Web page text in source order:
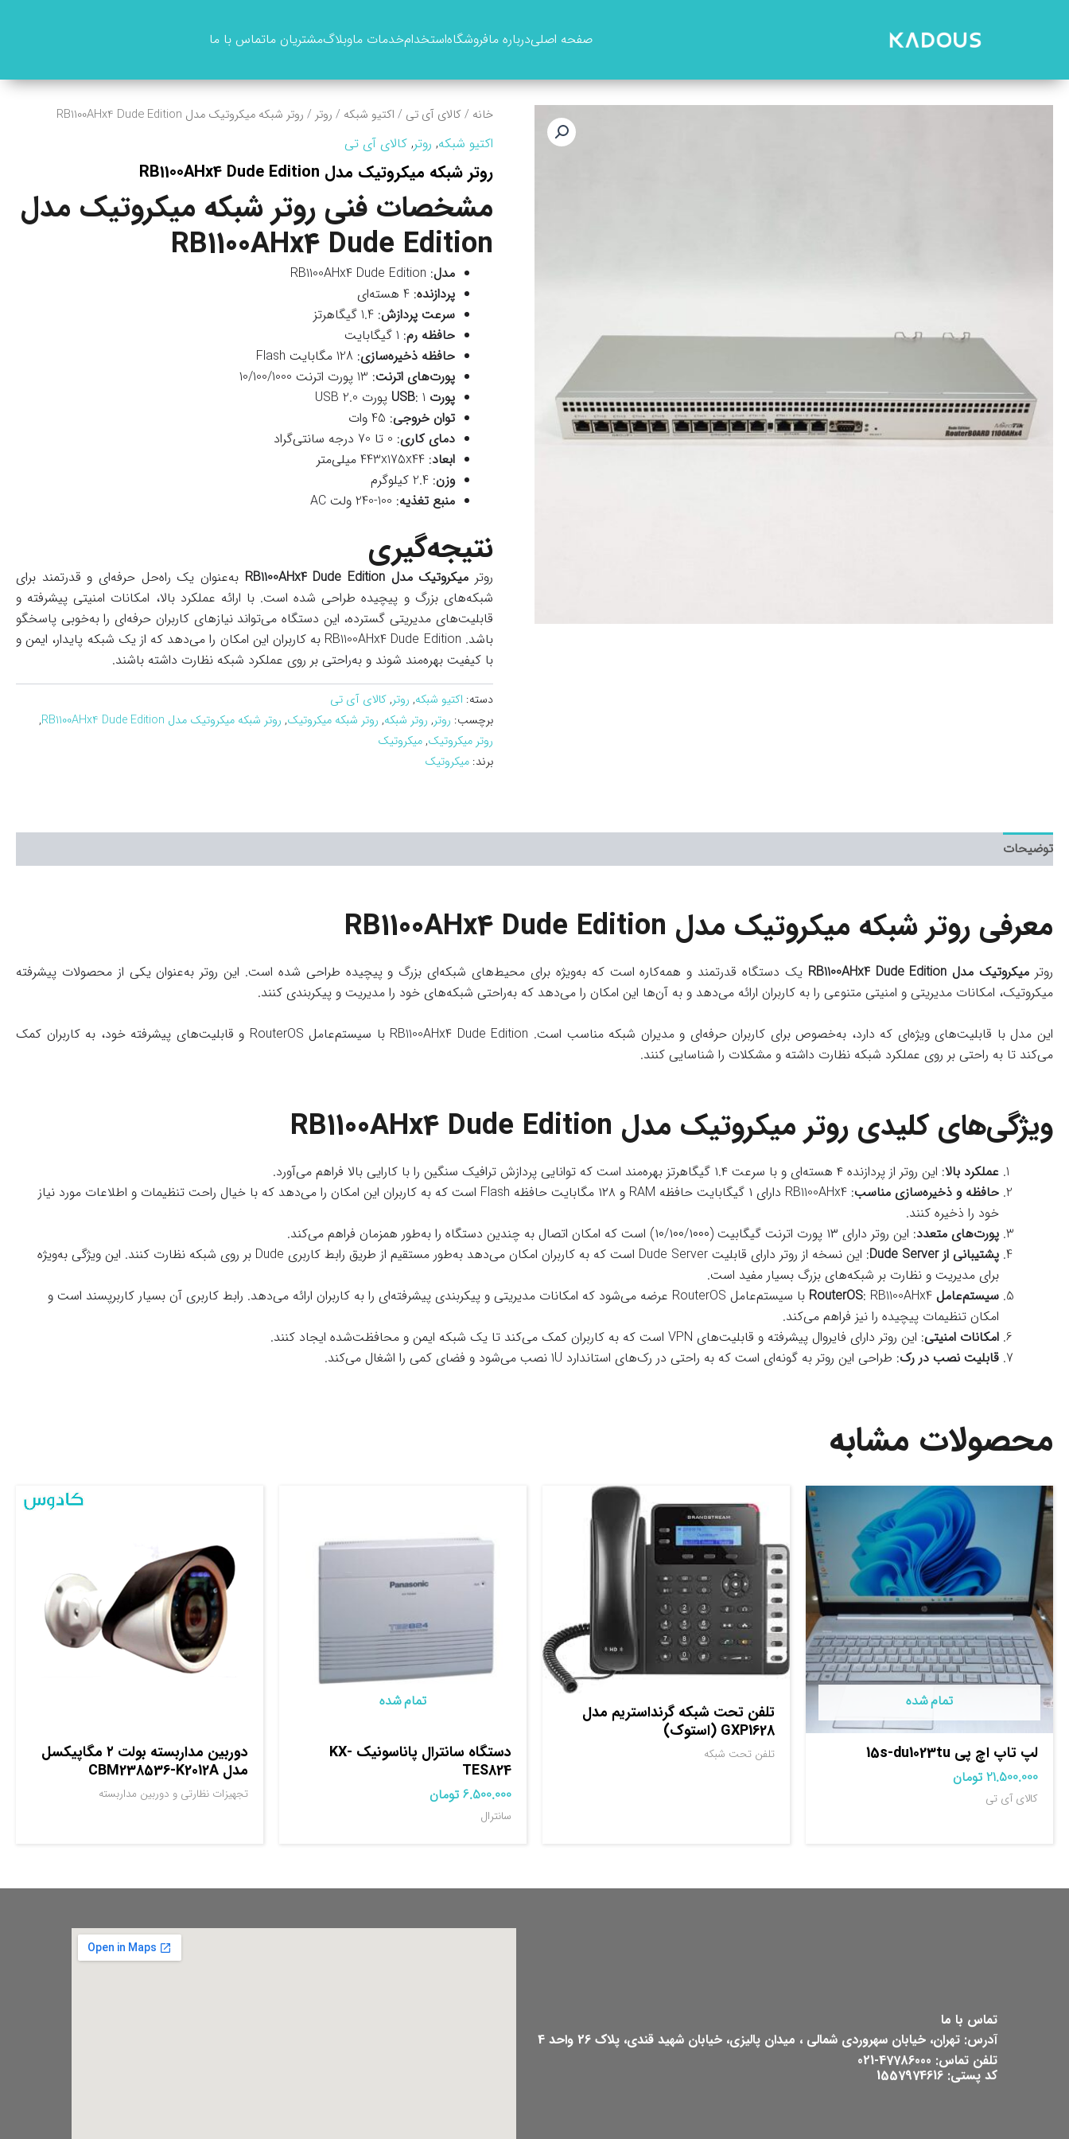
صفحه اصلیدرباره مافروشگاهاستخدامخدمات ماوبلاگمشتریان ماتماس با ما
خانه /کالای آی تی / اکتیو شبکه / روتر / روتر شبکه میکروتیک مدل RB1100AHx4 Dude Edition
اکتیو شبکه, روتر,کالای آی تی
روتر شبکه میکروتیک مدل RB1100AHx4 Dude Edition
مشخصات فنی روتر شبکه میکروتیک مدل
RB1100AHx4 Dude Edition
مدل: RB1100AHx4 Dude Edition
پردازنده: 4 هسته‌ای
سرعت پردازش: 1.4 گیگاهرتز
حافظه رم: 1 گیگابایت
حافظه ذخیره‌سازی: 128 مگابایت Flash
پورت‌های اترنت: 13 پورت اترنت 10/100/1000
پورت USB : 1 پورت USB 2.0
توان خروجی: 45 وات
دمای کاری: 0 تا 70 درجه سانتی‌گراد
ابعاد: 443x175x44 میلی‌متر
وزن: 2.4 کیلوگرم
منبع تغذیه: 100-240 ولت AC
نتیجه‌گیری
روتر میکروتیک مدل RB1100AHx4 Dude Edition
به‌عنوان یک راه‌حل حرفه‌ای و قدرتمند برای
شبکه‌های بزرگ و پیچیده طراحی شده است. با ارائه عملکرد بالا، امکانات امنیتی پیشرفته و
قابلیت‌های مدیریتی گسترده، این دستگاه می‌تواند نیازهای کاربران حرفه‌ای را به‌خوبی پاسخگو
باشد. RB1100AHx4 Dude Edition به کاربران این امکان را می‌دهد که از یک شبکه پایدار، ایمن و
با کیفیت بهره‌مند شوند و به‌راحتی بر روی عملکرد شبکه نظارت داشته باشند.
دسته: اکتیو شبکه, روتر,کالای آی تی
برچسب: روتر, روتر شبکه, روتر شبکه میکروتیک, روتر شبکه میکروتیک مدل RB1100AHx4 Dude Edition
,
روتر میکروتیک,میکروتیک
برند:میکروتیک
توضیحات
معرفی روتر شبکه میکروتیک مدل RB1100AHx4 Dude Edition
روتر میکروتیک مدل RB1100AHx4 Dude Edition
یک دستگاه قدرتمند و همه‌کاره است که به‌ویژه برای محیط‌های شبکه‌ای بزرگ و پیچیده طراحی شده است. این روتر به‌عنوان یکی از محصولات پیشرفته
میکروتیک، امکانات مدیریتی و امنیتی متنوعی را به کاربران ارائه می‌دهد و به آن‌ها این امکان را می‌دهد که به‌راحتی شبکه‌های خود را مدیریت و پیکربندی کنند.
این مدل با قابلیت‌های ویژه‌ای که دارد، به‌خصوص برای کاربران حرفه‌ای و مدیران شبکه مناسب است. RB1100AHx4 Dude Edition با سیستم‌عامل RouterOS و قابلیت‌های پیشرفته خود، به کاربران کمک
می‌کند تا به راحتی بر روی عملکرد شبکه نظارت داشته و مشکلات را شناسایی کنند.
ویژگی‌های کلیدی روتر میکروتیک مدل RB1100AHx4 Dude Edition
عملکرد بالا: این روتر از پردازنده ۴ هسته‌ای و با سرعت ۱.۴ گیگاهرتز بهره‌مند است که توانایی پردازش ترافیک سنگین را با کارایی بالا فراهم می‌آورد.
حافظه و ذخیره‌سازی مناسب
: RB1100AHx4 دارای ۱ گیگابایت حافظه RAM و ۱۲۸ مگابایت حافظه Flash است که به کاربران این امکان را می‌دهد که با خیال راحت تنظیمات و اطلاعات مورد نیاز
خود را ذخیره کنند.
پورت‌های متعدد: این روتر دارای ۱۳ پورت اترنت گیگابیت (۱۰/۱۰۰/۱۰۰۰) است که امکان اتصال به چندین دستگاه را به‌طور همزمان فراهم می‌کند.
پشتیبانی از Dude Server
: این نسخه از روتر دارای قابلیت Dude Server است که به کاربران امکان می‌دهد به‌طور مستقیم از طریق رابط کاربری Dude بر روی شبکه نظارت کنند. این ویژگی به‌ویژه
برای مدیریت و نظارت بر شبکه‌های بزرگ بسیار مفید است.
سیستم‌عامل RouterOS
: RB1100AHx4 با سیستم‌عامل RouterOS عرضه می‌شود که امکانات مدیریتی و پیکربندی پیشرفته‌ای را به کاربران ارائه می‌دهد. رابط کاربری آن بسیار کاربرپسند است و
امکان تنظیمات پیچیده را نیز فراهم می‌کند.
امکانات امنیتی: این روتر دارای فایروال پیشرفته و قابلیت‌های VPN است که به کاربران کمک می‌کند تا یک شبکه ایمن و محافظت‌شده ایجاد کنند.
قابلیت نصب در رک: طراحی این روتر به گونه‌ای است که به راحتی در رک‌های استاندارد 1U نصب می‌شود و فضای کمی را اشغال می‌کند.
محصولات مشابه
تمام شده
لپ تاپ اچ پی 15s-du1023tu
21.500.000 تومان
کالای آی تی
تلفن تحت شبکه گرنداستریم مدل
GXP1628 (استوک)
تلفن تحت شبکه
تمام شده
دستگاه سانترال پاناسونیک KX-
TES824
6.500.000 تومان
سانترال
دوربین مداربسته بولت ۲ مگاپیکسل
مدل CBM238536-K2012A
تجهیزات نظارتی و دوربین مداربسته
تماس با ما
آدرس: تهران، خیابان سهروردی شمالی ، میدان پالیزی، خیابان شهید قندی، پلاک 26 واحد 4
تلفن تماس: 47786000-021
کد پستی: 1557974616